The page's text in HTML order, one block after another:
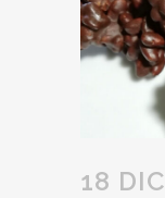
18 DIC